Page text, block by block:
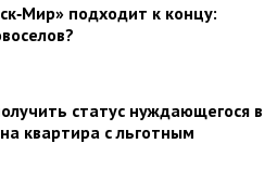
подходит к концу:
статус нуждающегося в
квартира с льготным